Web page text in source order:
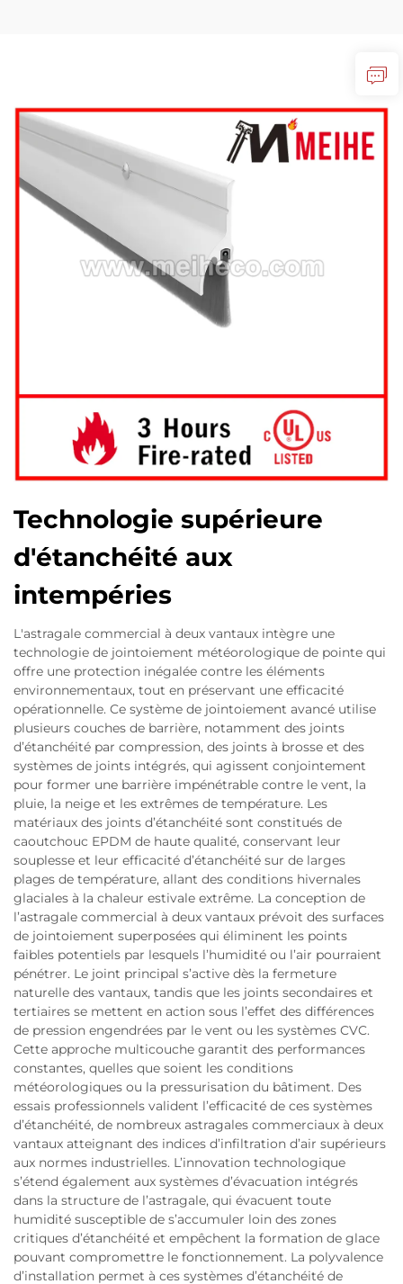
Technologie supérieure
d'étanchéité aux
intempéries
L'astragale commercial à deux vantaux intègre une
technologie de jointoiement météorologique de pointe qui
offre une protection inégalée contre les éléments
environnementaux, tout en préservant une efficacité
opérationnelle. Ce système de jointoiement avancé utilise
plusieurs couches de barrière, notamment des joints
d’étanchéité par compression, des joints à brosse et des
systèmes de joints intégrés, qui agissent conjointement
pour former une barrière impénétrable contre le vent, la
pluie, la neige et les extrêmes de température. Les
matériaux des joints d’étanchéité sont constitués de
caoutchouc EPDM de haute qualité, conservant leur
souplesse et leur efficacité d’étanchéité sur de larges
plages de température, allant des conditions hivernales
glaciales à la chaleur estivale extrême. La conception de
l’astragale commercial à deux vantaux prévoit des surfaces
de jointoiement superposées qui éliminent les points
faibles potentiels par lesquels l’humidité ou l’air pourraient
pénétrer. Le joint principal s’active dès la fermeture
naturelle des vantaux, tandis que les joints secondaires et
tertiaires se mettent en action sous l’effet des différences
de pression engendrées par le vent ou les systèmes CVC.
Cette approche multicouche garantit des performances
constantes, quelles que soient les conditions
météorologiques ou la pressurisation du bâtiment. Des
essais professionnels valident l’efficacité de ces systèmes
d’étanchéité, de nombreux astragales commerciaux à deux
vantaux atteignant des indices d’infiltration d’air supérieurs
aux normes industrielles. L’innovation technologique
s’étend également aux systèmes d’évacuation intégrés
dans la structure de l’astragale, qui évacuent toute
humidité susceptible de s’accumuler loin des zones
critiques d’étanchéité et empêchent la formation de glace
pouvant compromettre le fonctionnement. La polyvalence
d’installation permet à ces systèmes d’étanchéité de